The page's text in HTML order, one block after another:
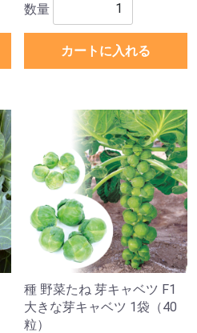
数量
カートに入れる
種 野菜たね 芽キャベツ F1
大きな芽キャベツ 1袋（40
粒）